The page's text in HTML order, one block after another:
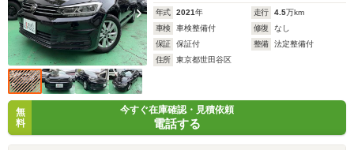
年式 2021年 走行 4.5万km
車検
車検整備付 修復
なし
保証
保証付 整備
法定整備付
住所
東京都世田谷区
無
料
今すぐ在庫確認・見積依頼
電話する